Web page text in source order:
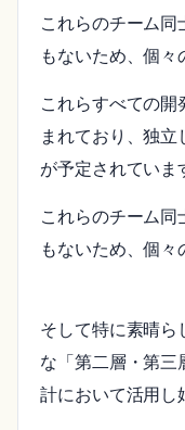
これらのチーム同
もないため、個々
これらすべての開
まれており、独立
が予定されていま
これらのチーム同
もないため、個々
そして特に素晴ら
な「第二層・第三
計において活用し